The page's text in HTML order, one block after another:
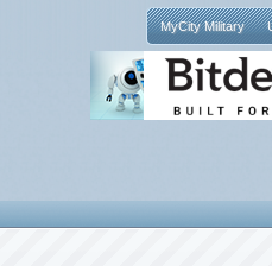
MyCity Military